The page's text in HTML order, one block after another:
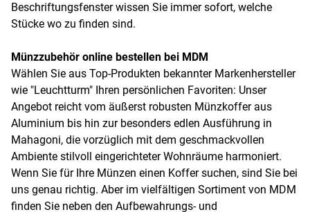
Beschriftungsfenster wissen Sie immer sofort, welche
Stücke wo zu finden sind.
Münzzubehör online bestellen bei MDM
Wählen Sie aus Top-Produkten bekannter Markenhersteller
wie "Leuchtturm" Ihren persönlichen Favoriten: Unser
Angebot reicht vom äußerst robusten Münzkoffer aus
Aluminium bis hin zur besonders edlen Ausführung in
Mahagoni, die vorzüglich mit dem geschmackvollen
Ambiente stilvoll eingerichteter Wohnräume harmoniert.
Wenn Sie für Ihre Münzen einen Koffer suchen, sind Sie bei
uns genau richtig. Aber im vielfältigen Sortiment von MDM
finden Sie neben den Aufbewahrungs- und